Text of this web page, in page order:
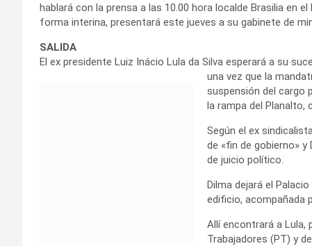
hablará con la prensa a las 10.00 hora localde Brasilia en
forma interina, presentará este jueves a su gabinete de
SALIDA
El ex presidente Luiz Inácio Lula da Silva esperará a su
una vez que la
suspensión del cargo
la rampa del Planalto,
Según el ex
de «fin de gobierno»
de juicio político.
Dilma dejará el
edificio, acompañada
Allí encontrará a
Trabajadores (PT) y